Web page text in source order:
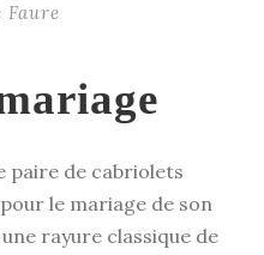
Faure
paire de cabriolets
le mariage de son
rayure classique de